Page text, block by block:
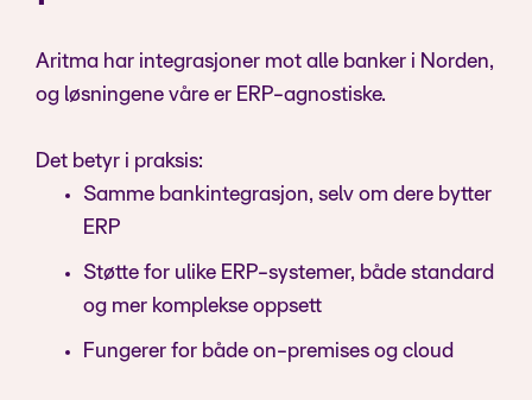
Aritma har integrasjoner mot alle banker i Norden,
og løsningene våre er ERP-agnostiske.
Det betyr i praksis:
Samme bankintegrasjon, selv om dere bytter
ERP
Støtte for ulike ERP-systemer, både standard
og mer komplekse oppsett
Fungerer for både on-premises og cloud